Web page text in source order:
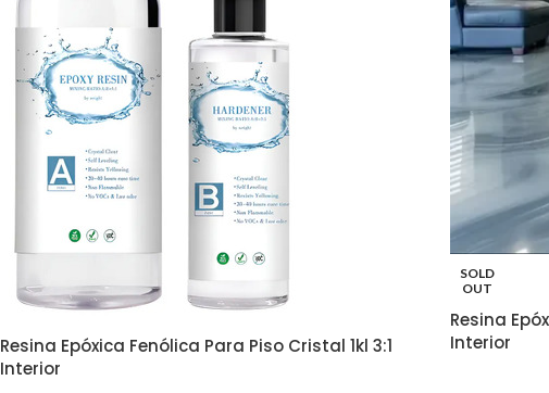
Resina Epóxica Fenólica Para Piso Cristal 1kl 3:1
Interior
SOLD
OUT
Resina
Interior